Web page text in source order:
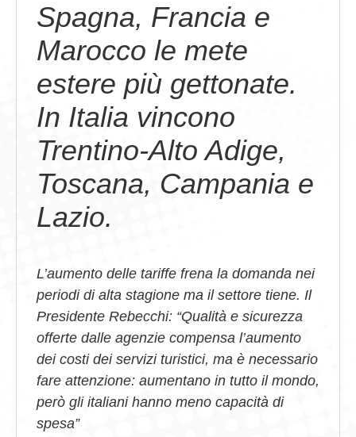
Spagna, Francia e
Marocco le mete
estere più gettonate.
In Italia vincono
Trentino-Alto Adige,
Toscana, Campania e
Lazio.
L’aumento delle tariffe frena la domanda nei
periodi di alta stagione ma il settore tiene. Il
Presidente Rebecchi: “Qualità e sicurezza
offerte dalle agenzie compensa l’aumento
dei costi dei servizi turistici, ma è necessario
fare attenzione: aumentano in tutto il mondo,
però gli italiani hanno meno capacità di
spesa”